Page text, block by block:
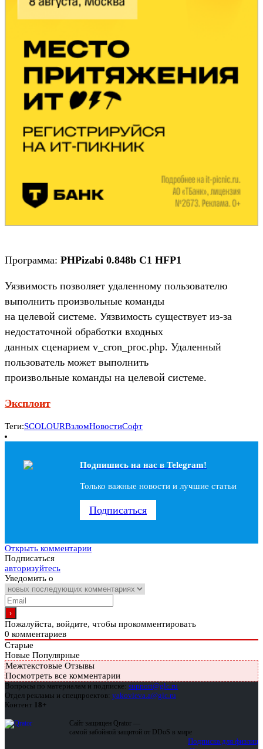
Программа: PHPizabi 0.848b C1 HFP1
Уязвимость позволяет удаленному пользователю
выполнить произвольные команды
на целевой системе. Уязвимость существует из-за
недостаточной обработки входных
данных сценарием v_cron_proc.php. Удаленный
пользователь может выполнить
произвольные команды на целевой системе.
Эксплоит
Теги:SCOLOURВзломНовостиСофт
Подпишись на наc в Telegram!
Только важные новости и лучшие статьи
Подписаться
Открыть комментарии
Подписаться
авторизуйтесь
Уведомить о
Пожалуйста, войдите, чтобы прокомментировать
0 комментариев
Старые
Новые Популярные
Межтекстовые Отзывы
Посмотреть все комментарии
Вопросы по материалам и подписке: support@glc.ru
Отдел рекламы и спецпроектов: yakovleva.a@glc.ru
Контент 18+
Сайт защищен Qrator —
самой забойной защитой от DDoS в мире
Подписка для физлиц